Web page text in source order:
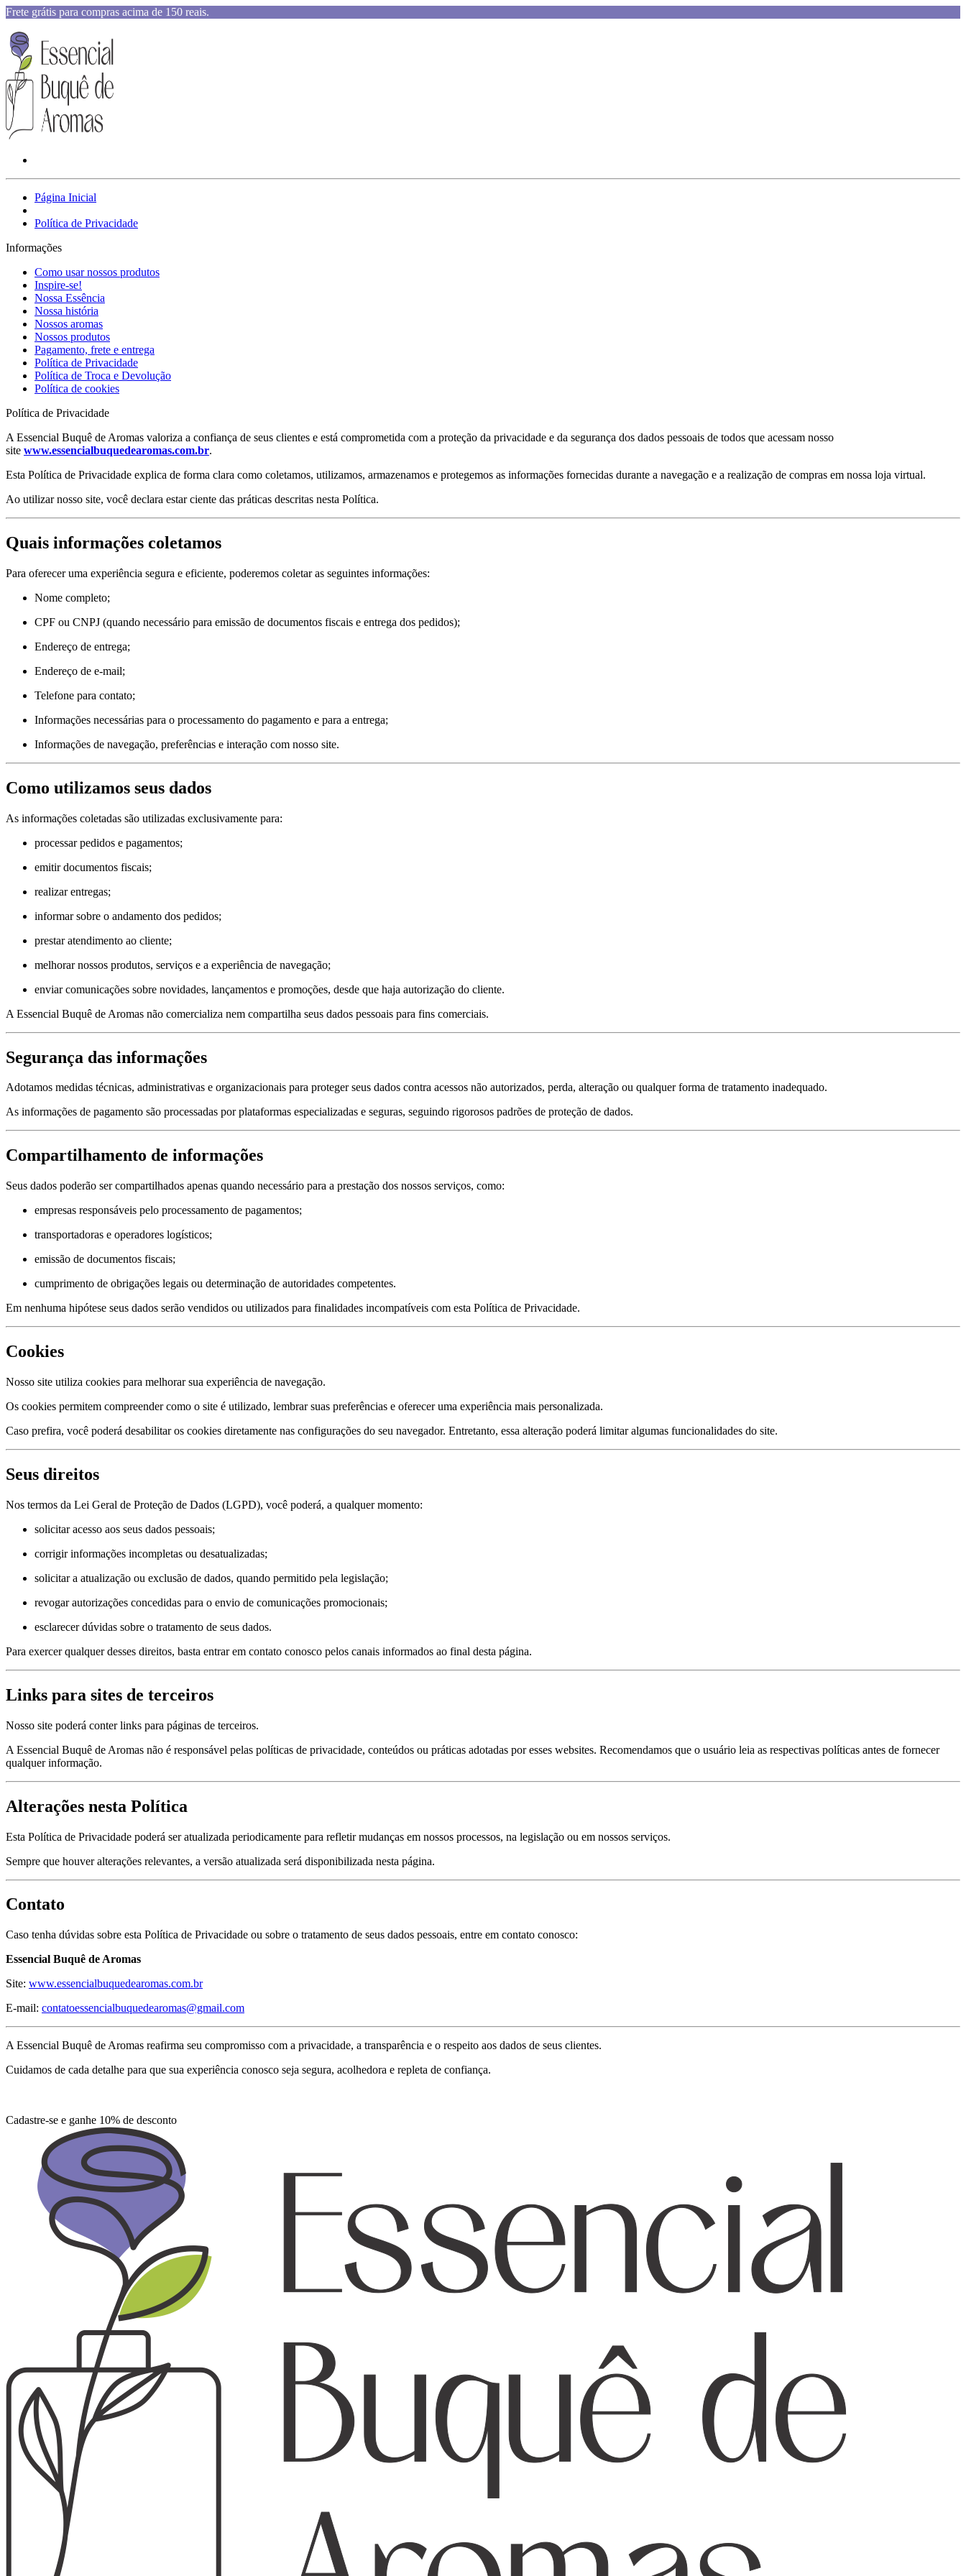
Frete grátis para compras acima de 150 reais.
Página Inicial
Política de Privacidade
Informações
Como usar nossos produtos
Inspire-se!
Nossa Essência
Nossa história
Nossos aromas
Nossos produtos
Pagamento, frete e entrega
Política de Privacidade
Política de Troca e Devolução
Política de cookies
Política de Privacidade
A Essencial Buquê de Aromas valoriza a confiança de seus clientes e está comprometida com a proteção da privacidade e da segurança dos dados pessoais de todos que acessam nosso
site www.essencialbuquedearomas.com.br.
Esta Política de Privacidade explica de forma clara como coletamos, utilizamos, armazenamos e protegemos as informações fornecidas durante a navegação e a realização de compras em nossa loja virtual.
Ao utilizar nosso site, você declara estar ciente das práticas descritas nesta Política.
Quais informações coletamos
Para oferecer uma experiência segura e eficiente, poderemos coletar as seguintes informações:
Nome completo;
CPF ou CNPJ (quando necessário para emissão de documentos fiscais e entrega dos pedidos);
Endereço de entrega;
Endereço de e-mail;
Telefone para contato;
Informações necessárias para o processamento do pagamento e para a entrega;
Informações de navegação, preferências e interação com nosso site.
Como utilizamos seus dados
As informações coletadas são utilizadas exclusivamente para:
processar pedidos e pagamentos;
emitir documentos fiscais;
realizar entregas;
informar sobre o andamento dos pedidos;
prestar atendimento ao cliente;
melhorar nossos produtos, serviços e a experiência de navegação;
enviar comunicações sobre novidades, lançamentos e promoções, desde que haja autorização do cliente.
A Essencial Buquê de Aromas não comercializa nem compartilha seus dados pessoais para fins comerciais.
Segurança das informações
Adotamos medidas técnicas, administrativas e organizacionais para proteger seus dados contra acessos não autorizados, perda, alteração ou qualquer forma de tratamento inadequado.
As informações de pagamento são processadas por plataformas especializadas e seguras, seguindo rigorosos padrões de proteção de dados.
Compartilhamento de informações
Seus dados poderão ser compartilhados apenas quando necessário para a prestação dos nossos serviços, como:
empresas responsáveis pelo processamento de pagamentos;
transportadoras e operadores logísticos;
emissão de documentos fiscais;
cumprimento de obrigações legais ou determinação de autoridades competentes.
Em nenhuma hipótese seus dados serão vendidos ou utilizados para finalidades incompatíveis com esta Política de Privacidade.
Cookies
Nosso site utiliza cookies para melhorar sua experiência de navegação.
Os cookies permitem compreender como o site é utilizado, lembrar suas preferências e oferecer uma experiência mais personalizada.
Caso prefira, você poderá desabilitar os cookies diretamente nas configurações do seu navegador. Entretanto, essa alteração poderá limitar algumas funcionalidades do site.
Seus direitos
Nos termos da Lei Geral de Proteção de Dados (LGPD), você poderá, a qualquer momento:
solicitar acesso aos seus dados pessoais;
corrigir informações incompletas ou desatualizadas;
solicitar a atualização ou exclusão de dados, quando permitido pela legislação;
revogar autorizações concedidas para o envio de comunicações promocionais;
esclarecer dúvidas sobre o tratamento de seus dados.
Para exercer qualquer desses direitos, basta entrar em contato conosco pelos canais informados ao final desta página.
Links para sites de terceiros
Nosso site poderá conter links para páginas de terceiros.
A Essencial Buquê de Aromas não é responsável pelas políticas de privacidade, conteúdos ou práticas adotadas por esses websites. Recomendamos que o usuário leia as respectivas políticas antes de fornecer
qualquer informação.
Alterações nesta Política
Esta Política de Privacidade poderá ser atualizada periodicamente para refletir mudanças em nossos processos, na legislação ou em nossos serviços.
Sempre que houver alterações relevantes, a versão atualizada será disponibilizada nesta página.
Contato
Caso tenha dúvidas sobre esta Política de Privacidade ou sobre o tratamento de seus dados pessoais, entre em contato conosco:
Essencial Buquê de Aromas
Site: www.essencialbuquedearomas.com.br
E-mail: contatoessencialbuquedearomas@gmail.com
A Essencial Buquê de Aromas reafirma seu compromisso com a privacidade, a transparência e o respeito aos dados de seus clientes.
Cuidamos de cada detalhe para que sua experiência conosco seja segura, acolhedora e repleta de confiança.
Cadastre-se e ganhe 10% de desconto